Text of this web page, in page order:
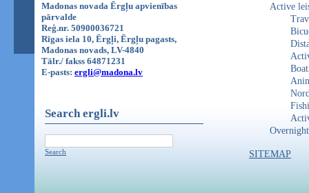
Madonas novada Ērgļu apvienības
pārvalde
Reģ.nr. 50900036721
Rīgas iela 10, Ērgļi, Ērgļu pagasts,
Madonas novads, LV-4840
Tālr./ fakss 64871231
E-pasts: ergli@madona.lv
Search ergli.lv
Search
Active
SITEMAP